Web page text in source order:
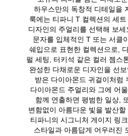
하우스만의 독창적 디테일을
룩에는 티파니 T 컬렉션의 세
디자인의 주얼리를 선택해 보
문자를 입체적인 T 또는 서클
쉐입으로 표현한 컬렉션으로,
펄 세팅, 터키석 같은 컬러 젬스
완성한 다채로운 디자인을 선
받은 다이아몬드 귀걸이처럼
다이아몬드 주얼리와 그에 어
함께 연출하면 평범한 일상,
변함없이 아름다운 빛을 발산
티파니의 시그니처 게이지 링
스타일과 아름답게 어우러진